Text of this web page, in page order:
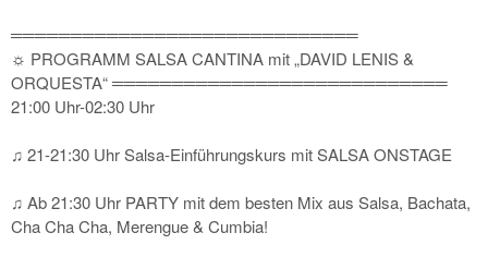
═════════════════════════════
☼ PROGRAMM SALSA CANTINA mit „DAVID LENIS &
ORQUESTA“ ════════════════════════════
21:00 Uhr-02:30 Uhr
♫ 21-21:30 Uhr Salsa-Einführungskurs mit SALSA ONSTAGE
♫ Ab 21:30 Uhr PARTY mit dem besten Mix aus Salsa, Bachata,
Cha Cha Cha, Merengue & Cumbia!